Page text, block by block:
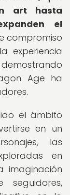
art hasta
el
compromiso
experiencia
Age ha
el ámbito
en un
las
en
imaginación